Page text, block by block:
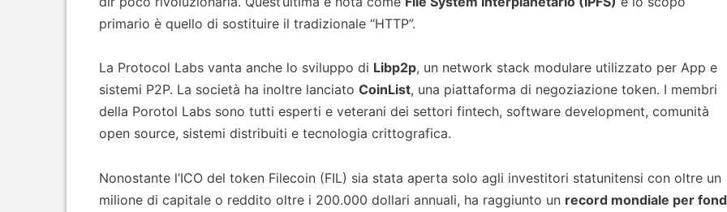
primario è quello di sostituire il tradizionale “HTTP”.
La Protocol Labs vanta anche lo sviluppo di Libp2p, un network stack modulare utilizzato per App e
sistemi P2P. La società ha inoltre lanciato CoinList, una piattaforma di negoziazione token. I membri
della Porotol Labs sono tutti esperti e veterani dei settori fintech, software development, comunità
open source, sistemi distribuiti e tecnologia crittografica.
Nonostante l’ICO del token Filecoin (FIL) sia stata aperta solo agli investitori statunitensi con oltre un
milione di capitale o reddito oltre i 200.000 dollari annuali, ha raggiunto un record mondiale per